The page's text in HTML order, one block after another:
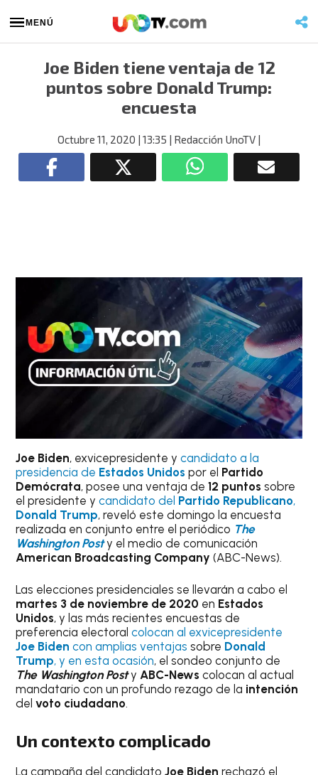
MENÚ
Joe Biden tiene ventaja de 12
puntos sobre Donald Trump:
encuesta
Octubre 11, 2020 | 13:35 | Redacción UnoTV |
Joe Biden, exvicepresidente ycandidato a la
presidencia de Estados Unidos por el Partido
Demócrata, posee una ventaja de12 puntos sobre
el presidente ycandidato del Partido Republicano,
Donald Trump, reveló este domingo la encuesta
realizada en conjunto entre el periódico The
Washington Posty el medio de comunicación
American Broadcasting Company (ABC-News).
Las elecciones presidenciales se llevarán a cabo el
martes 3 de noviembre de 2020 en Estados
Unidos, y las más recientes encuestas de
preferencia electoralcolocan al exvicepresidente
Joe Biden con amplias ventajas sobre Donald
Trump, y en esta ocasión, el sondeo conjunto de
The Washington PostyABC-News colocan al actual
mandatario con un profundo rezago de la intención
delvoto ciudadano.
Un contexto complicado
La campaña del candidatoJoe Biden rechazó el